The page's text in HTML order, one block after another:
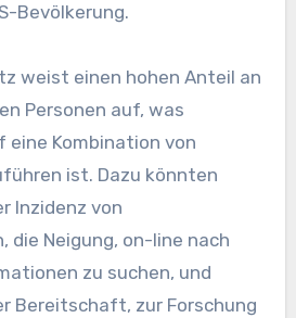
Bevölkerung.
weist einen hohen Anteil an
Personen auf, was
eine Kombination von
ist. Dazu könnten
Inzidenz von
die Neigung, on-line nach
zu suchen, und
Bereitschaft, zur Forschung